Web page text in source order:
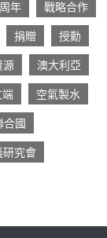
年
戰略合作
捐贈
授勳
源
澳大利亞
端
空氣製水
合國
研究會